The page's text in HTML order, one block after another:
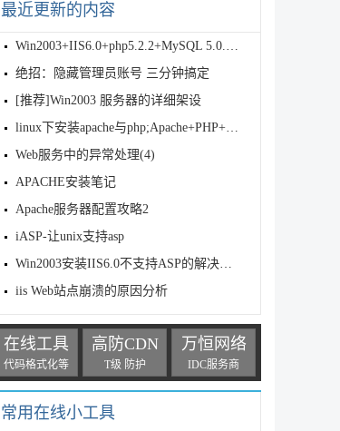
最近更新的内容
Win2003+IIS6.0+php5.2.2+MySQL 5.0.41+Z
绝招：隐藏管理员账号 三分钟搞定
[推荐]Win2003 服务器的详细架设
linux下安装apache与php;Apache+PHP+MySQL配置攻
Web服务中的异常处理(4)
APACHE安装笔记
Apache服务器配置攻略2
iASP-让unix支持asp
Win2003安装IIS6.0不支持ASP的解决方法图文教程
iis Web站点崩溃的原因分析
在线工具
代码格式化等
高防CDN
T级 防护
万恒网络
IDC服务商
常用在线小工具